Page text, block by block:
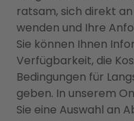
ratsam, sich direkt
wenden und Ihre
Sie können Ihnen
Verfügbarkeit, die
Bedingungen für
geben. In unserem
Sie eine Auswahl an